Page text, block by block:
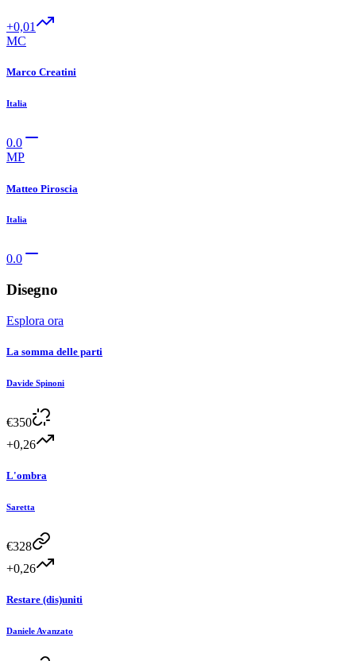
+0,01
MC
Marco Creatini
Italia
0.0
MP
Matteo Piroscia
Italia
0.0
Disegno
Esplora ora
La somma delle parti
Davide Spinoni
€350
+0,26
L'ombra
Saretta
€328
+0,26
Restare (dis)uniti
Daniele Avanzato